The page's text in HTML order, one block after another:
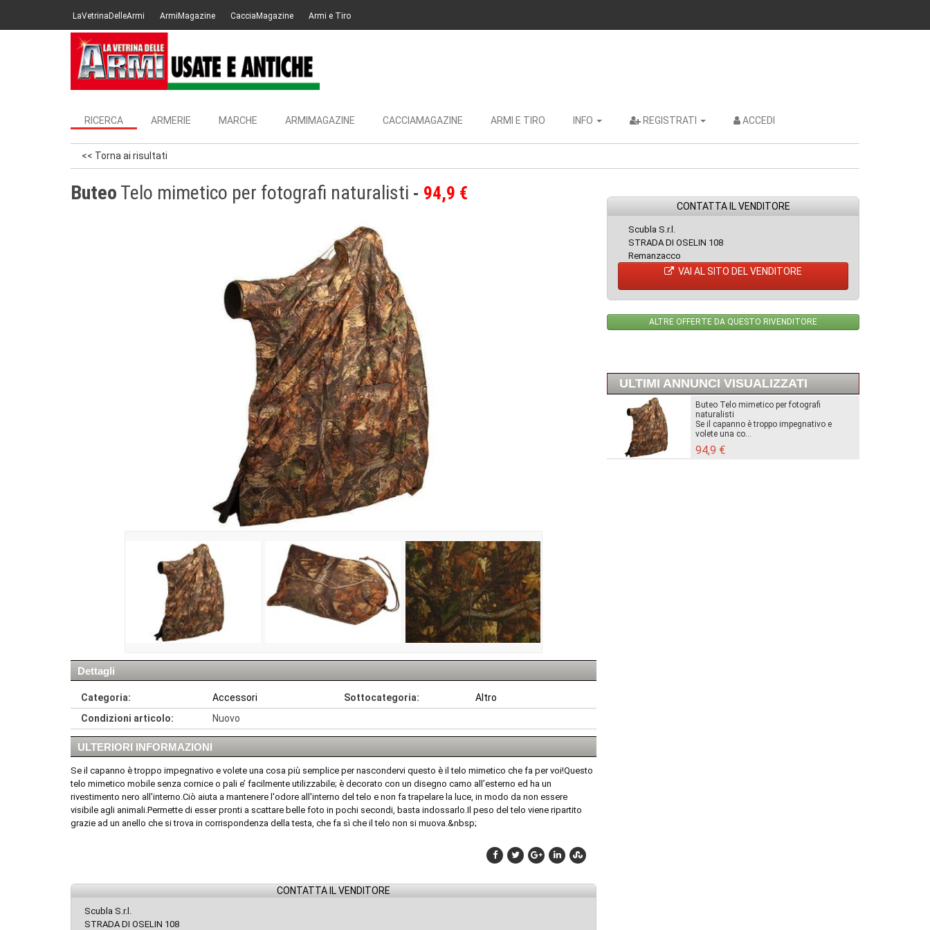
LaVetrinaDelleArmi ArmiMagazine CacciaMagazine Armi e Tiro
RICERCA ARMERIE MARCHE ARMIMAGAZINE CACCIAMAGAZINE ARMI E TIRO INFO REGISTRATI ACCEDI
<< Torna ai risultati
Buteo Telo mimetico per fotografi naturalisti 94,9 €
Dettagli
Categoria: Accessori Sottocategoria:
Altro
Condizioni articolo:
Nuovo
ULTERIORI INFORMAZIONI
Se il capanno è troppo impegnativo e volete una cosa più semplice per nascondervi questo è il telo mimetico che fa per voi!Questo
telo mimetico mobile senza cornice o pali e’ facilmente utilizzabile; è decorato con un disegno camo all’esterno ed ha un
rivestimento nero all'interno.Ciò aiuta a mantenere l'odore all'interno del telo e non fa trapelare la luce, in modo da non essere
visibile agli animali.Permette di esser pronti a scattare belle foto in pochi secondi, basta indossarlo.Il peso del telo viene ripartito
grazie ad un anello che si trova in corrispondenza della testa, che fa sì che il telo non si muova.&nbsp;
CONTATTA IL VENDITORE
Scubla S.r.l.
STRADA DI OSELIN 108
CONTATTA IL VENDITORE
Scubla S.r.l.
STRADA DI OSELIN 108
Remanzacco
VAI AL SITO DEL VENDITORE
ALTRE OFFERTE DA QUESTO RIVENDITORE
ULTIMI ANNUNCI VISUALIZZATI
Buteo Telo mimetico per fotografi
naturalisti
Se il capanno è troppo impegnativo e
volete una co...
94,9 €